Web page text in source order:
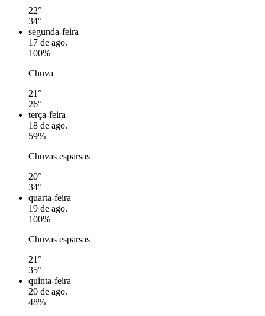
22°
34°
segunda-feira
17 de ago.
100%
Chuva
21°
26°
terça-feira
18 de ago.
59%
Chuvas esparsas
20°
34°
quarta-feira
19 de ago.
100%
Chuvas esparsas
21°
35°
quinta-feira
20 de ago.
48%